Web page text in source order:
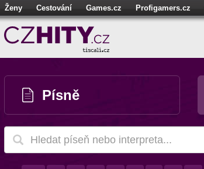
Ženy Cestování Games.cz Profigamers.cz
Sport Dokina.cz CZhity.cz
Písně